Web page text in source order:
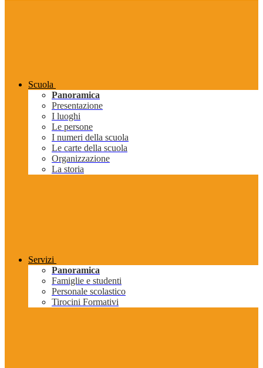
Scuola
Panoramica
Presentazione
I luoghi
Le persone
I numeri della scuola
Le carte della scuola
Organizzazione
La storia
Servizi
Panoramica
Famiglie e studenti
Personale scolastico
Tirocini Formativi